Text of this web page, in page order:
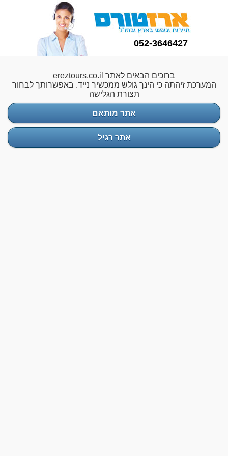
052-3646427
ברוכים הבאים לאתר ereztours.co.il
המערכת זיהתה כי הינך גולש ממכשיר נייד. באפשרותך לבחור
תצורת הגלישה
אתר מותאם
אתר רגיל